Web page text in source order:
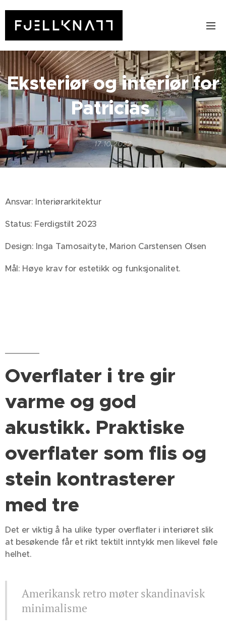
Eksteriør og interiør for
Patricias
17.10.2022
Ansvar: Interiørarkitektur
Status: Ferdigstilt 2023
Design: Inga Tamosaityte, Marion Carstensen Olsen
Mål: Høye krav for estetikk og funksjonalitet.
Overflater i tre gir
varme og god
akustikk. Praktiske
overflater som flis og
stein kontrasterer
med tre
Det er viktig å ha ulike typer overflater i interiøret slik
at besøkende får et rikt tektilt inntykk men likevel føle
helhet.
Amerikansk retro møter skandinavisk
minimalisme